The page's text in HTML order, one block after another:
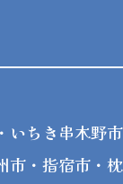
いちき串木野
市・指宿市・